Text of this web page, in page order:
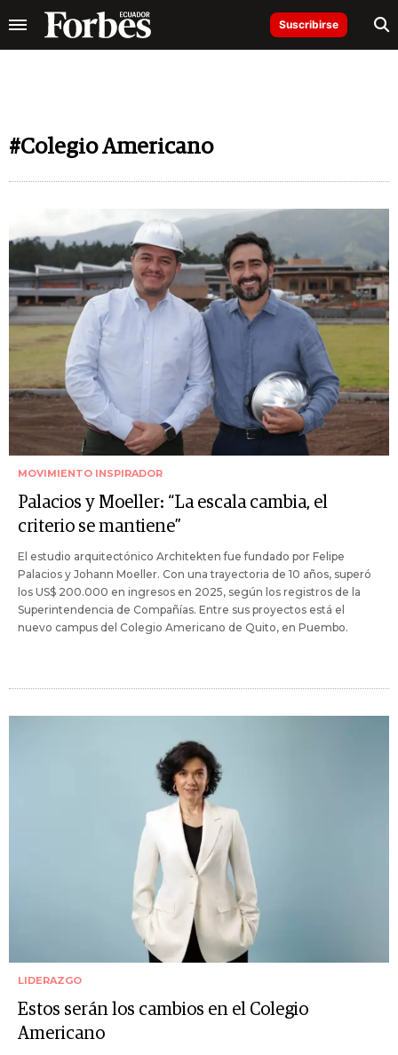
Suscribirse
#Colegio Americano
MOVIMIENTO INSPIRADOR
Palacios y Moeller: “La escala cambia, el
criterio se mantiene”
El estudio arquitectónico Architekten fue fundado por Felipe
Palacios y Johann Moeller. Con una trayectoria de 10 años, superó
los US$ 200.000 en ingresos en 2025, según los registros de la
Superintendencia de Compañías. Entre sus proyectos está el
nuevo campus del Colegio Americano de Quito, en Puembo.
LIDERAZGO
Estos serán los cambios en el Colegio
Americano